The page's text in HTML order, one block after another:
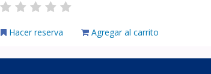
Hacer reserva Agregar al carrito